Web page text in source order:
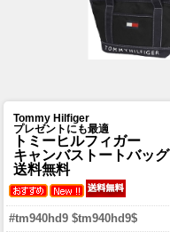
Tommy Hilfiger
プレゼントにも最適
トミーヒルフィガー
キャンバストートバッグ
送料無料
#tm940hd9 $tm940hd9$